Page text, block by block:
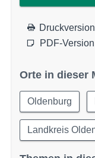
Druckversion
PDF-Version
Orte in dieser
Oldenburg
Landkreis